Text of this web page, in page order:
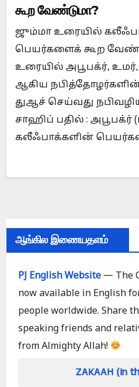
கூற வேண்டுமா?
ஜும்மா உரையில்
பெயர்களைக் கூற
உரையில் அபூபக்ர்,
ஆகிய
துஆச் செய்வது
சாஹிப் பதில் : அபூபக்ர்
கலீஃபாக்களின்
ஆங்கில இணையதளம்
PJ English Website — The
now available in English
people worldwide. Share
speaking friends and
from Almighty Allah!
ZAKAAH (In the light of